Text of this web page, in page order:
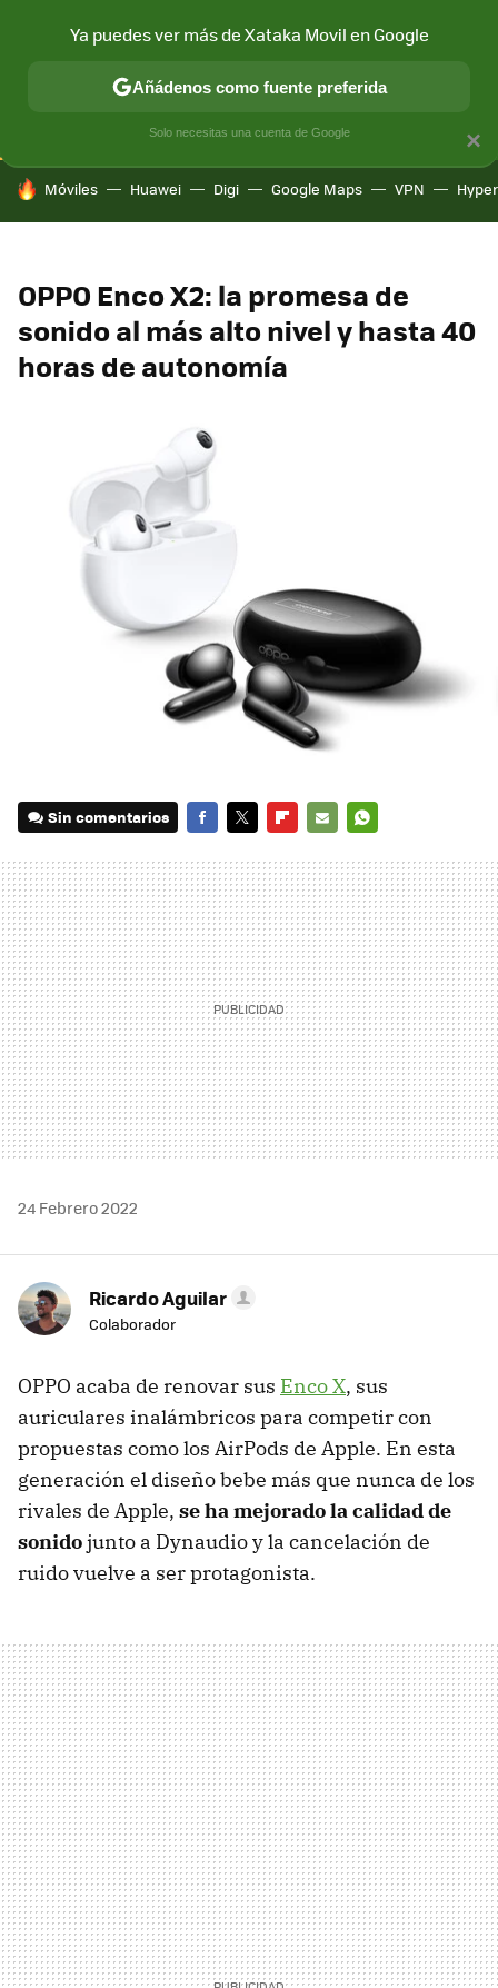
CONECTIVIDAD MÓVIL Y SOCIEDAD APLICACIONES
HOY SE HABLA DE
Móviles Huawei Digi Google Maps VPN
OPPO Enco X2: la promesa de
sonido al más alto nivel y hasta 40
horas de autonomía
Sin comentarios
MAIL
24 Febrero 2022
Ricardo Aguilar
Colaborador
OPPO acaba de renovar sus Enco X, sus
auriculares inalámbricos para competir con
propuestas como los AirPods de Apple. En esta
generación el diseño bebe más que nunca de los
rivales de Apple, se ha mejorado la calidad de
sonidojunto a Dynaudio y la cancelación de
ruido vuelve a ser protagonista.
×
Ya puedes ver más de Xataka Movil en Google
Añádenos como fuente preferida
Solo necesitas una cuenta de Google